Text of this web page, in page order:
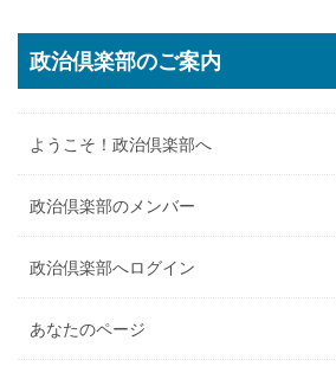
政治倶楽部のご案内
ようこそ！政治倶楽部へ
政治倶楽部のメンバー
政治倶楽部へログイン
あなたのページ